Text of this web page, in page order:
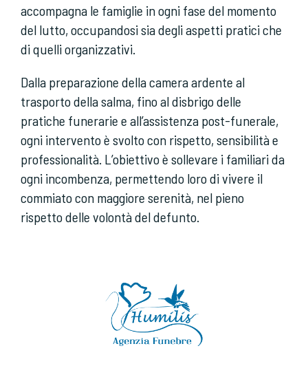
accompagna le famiglie in ogni fase del momento
del lutto, occupandosi sia degli aspetti pratici che
di quelli organizzativi.
Dalla preparazione della camera ardente al
trasporto della salma, fino al disbrigo delle
pratiche funerarie e all’assistenza post-funerale,
ogni intervento è svolto con rispetto, sensibilità e
professionalità. L’obiettivo è sollevare i familiari da
ogni incombenza, permettendo loro di vivere il
commiato con maggiore serenità, nel pieno
rispetto delle volontà del defunto.